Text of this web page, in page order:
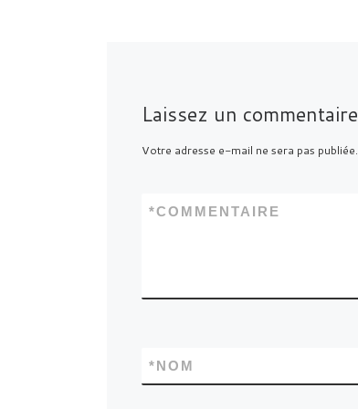
Laissez un commentaire
Votre adresse e-mail ne sera pas publiée.
COMMENTAIRE
*
NOM
*